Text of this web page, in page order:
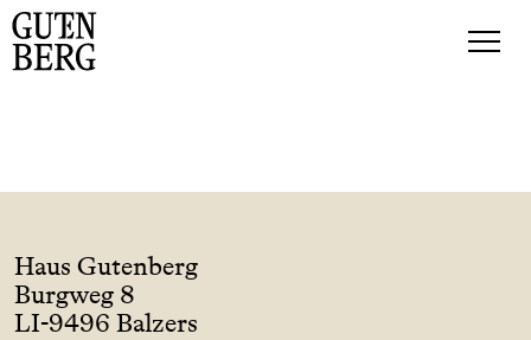
Haus Gutenberg
Burgweg 8
LI-9496 Balzers